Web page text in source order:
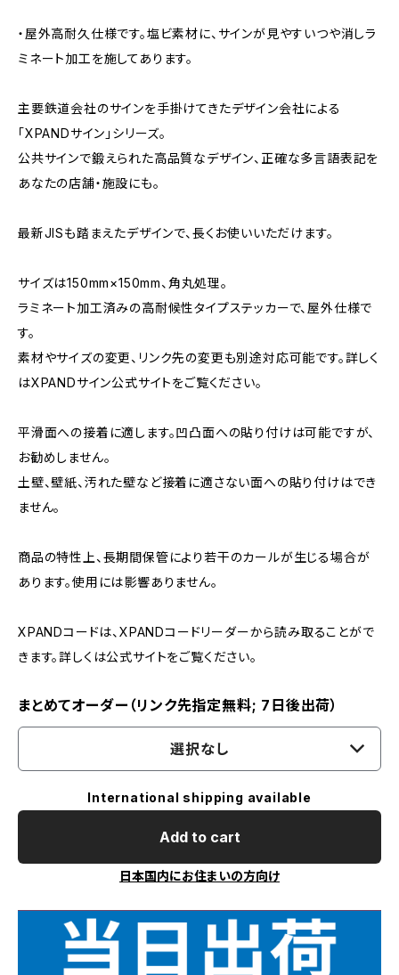
・屋外高耐久仕様です。塩ビ素材に、サインが見やすいつや消しラ
ミネート加工を施してあります。
主要鉄道会社のサインを手掛けてきたデザイン会社による
「XPANDサイン」シリーズ。
公共サインで鍛えられた高品質なデザイン、正確な多言語表記を
あなたの店舗・施設にも。
最新JISも踏まえたデザインで、長くお使いいただけます。
サイズは150mm×150mm、角丸処理。
ラミネート加工済みの高耐候性タイプステッカーで、屋外仕様で
す。
素材やサイズの変更、リンク先の変更も別途対応可能です。詳しく
はXPANDサイン公式サイトをご覧ください。
平滑面への接着に適します。凹凸面への貼り付けは可能ですが、
お勧めしません。
土壁、壁紙、汚れた壁など接着に適さない面への貼り付けはでき
ません。
商品の特性上、長期間保管により若干のカールが生じる場合が
あります。使用には影響ありません。
XPANDコードは、XPANDコードリーダーから読み取ることがで
きます。詳しくは公式サイトをご覧ください。
まとめてオーダー（リンク先指定無料; 7日後出荷）
選択なし
International shipping available
Add to cart
日本国内にお住まいの方向け